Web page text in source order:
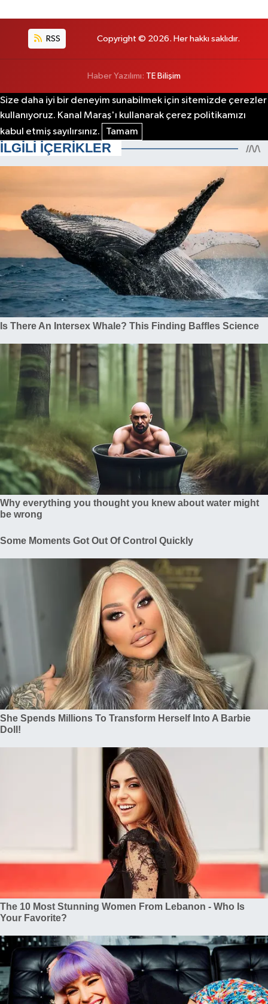
RSS Copyright © 2026. Her hakkı saklıdır.
Haber Yazılımı: TE Bilişim
Size daha iyi bir deneyim sunabilmek için sitemizde çerezler
kullanıyoruz. Kanal Maraş'ı kullanarak çerez politikamızı
kabul etmiş sayılırsınız.
Tamam